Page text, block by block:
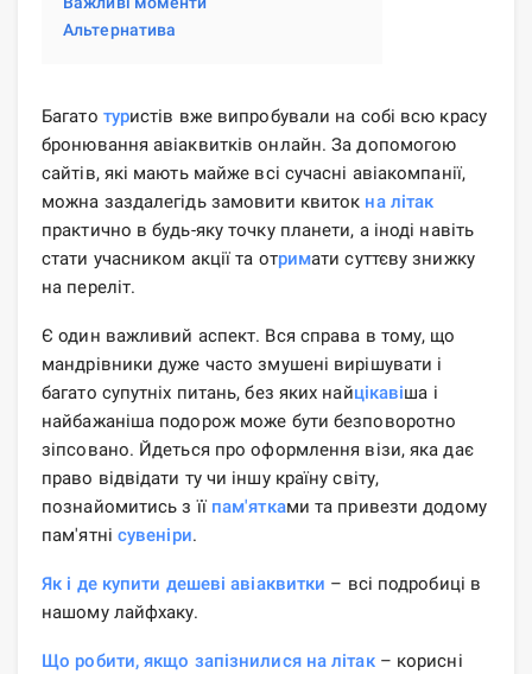
Альтернатива
Багато туристів вже випробували на собі всю красу
бронювання авіаквитків онлайн. За допомогою
сайтів, які мають майже всі сучасні авіакомпанії,
можна заздалегідь замовити квиток на літак
практично в будь-яку точку планети, а іноді навіть
стати учасником акції та отримати суттєву знижку
на переліт.
Є один важливий аспект. Вся справа в тому, що
мандрівники дуже часто змушені вирішувати і
багато супутніх питань, без яких найцікавіша і
найбажаніша подорож може бути безповоротно
зіпсовано. Йдеться про оформлення візи, яка дає
право відвідати ту чи іншу країну світу,
познайомитись з її пам'ятками та привезти додому
пам'ятні сувеніри.
Як і де купити дешеві авіаквитки – всі подробиці в
нашому лайфхаку.
Що робити, якщо запізнилися на літак– корисні